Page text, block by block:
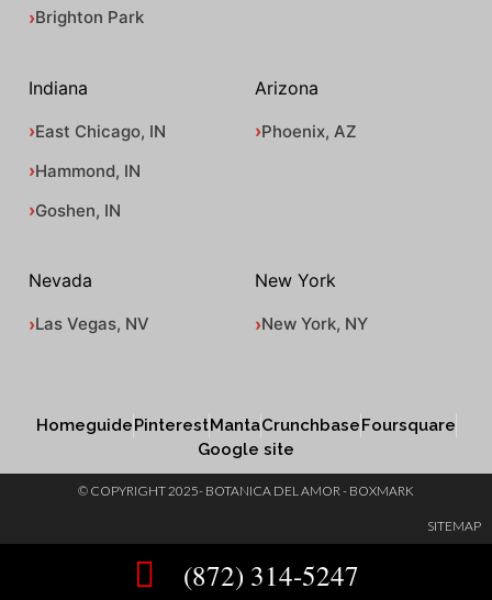
Brighton Park
Indiana
East Chicago, IN
Hammond, IN
Goshen, IN
Arizona
Phoenix, AZ
Nevada
Las Vegas, NV
New York
New York, NY
HomeguidePinterestMantaCrunchbaseFoursquare
Google site
© COPYRIGHT 2025- BOTANICA DEL AMOR - BOXMARK
SITEMAP
(872) 314-5247